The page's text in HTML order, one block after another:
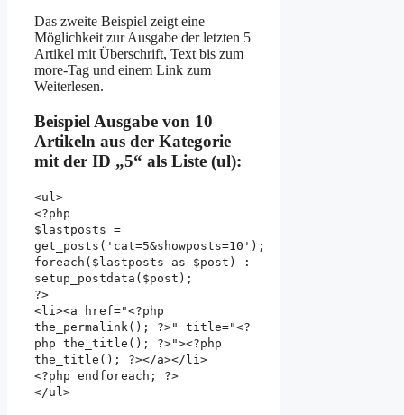
Das zweite Beispiel zeigt eine
Möglichkeit zur Ausgabe der letzten 5
Artikel mit Überschrift, Text bis zum
more-Tag und einem Link zum
Weiterlesen.
Beispiel Ausgabe von 10
Artikeln aus der Kategorie
mit der ID „5“ als Liste (ul):
<ul>
<?php
$lastposts =
get_posts('cat=5&showposts=10');
foreach($lastposts as $post) :
setup_postdata($post);
?>
<li><a href="<?php
the_permalink(); ?>" title="<?
php the_title(); ?>"><?php
the_title(); ?></a></li>
<?php endforeach; ?>
</ul>